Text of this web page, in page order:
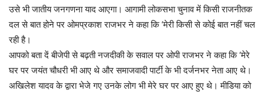
उसे भी जातीय जनगणना याद आएगा। आगामी लोकसभा चुनाव में किसी राजनीतक
दल से बात होने पर ओमप्रकाश राजभर ने कहा कि ‘मेरी किसी से कोई बात नहीं चल
रही है।
आपको बता दें बीजेपी से बढ़ती नजदीकी के सवाल पर ओपी राजभर ने कहा कि ‘मेरे
घर पर जयंत चौधरी भी आए थे और समाजवादी पार्टी के भी दर्जनभर नेता आए थे।
अखिलेश यादव के द्वारा भेजे गए उनके लोग भी मेरे घर पर आए हुए थे। मीडिया को